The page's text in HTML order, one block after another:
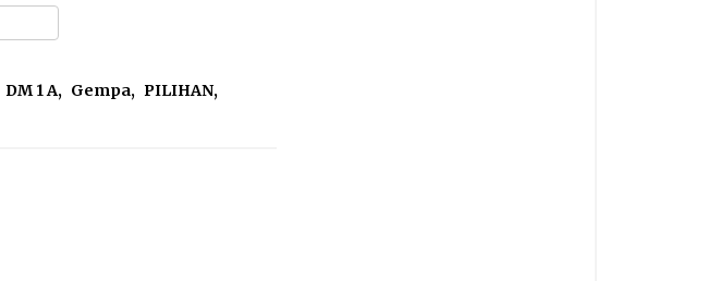
DM 1 A, Gempa, PILIHAN,